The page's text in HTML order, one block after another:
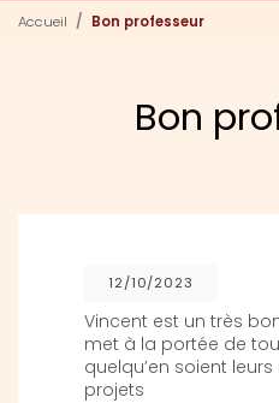
Accueil Bon professeur
Bon
12/10/2023
Vincent est un très
met à la portée de
quelqu’en soient
projets